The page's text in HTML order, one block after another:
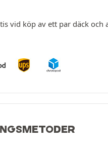
vid köp av ett par däck och